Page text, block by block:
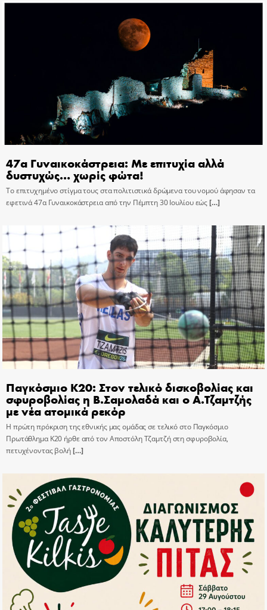
47α Γυναικοκάστρεια: Με επιτυχία αλλά
δυστυχώς… χωρίς φώτα!
Το επιτυχημένο στίγμα τους στα πολιτιστικά δρώμενα του νομού άφησαν τα
εφετινά 47α Γυναικοκάστρεια από την Πέμπτη 30 Ιουλίου εώς[…]
Παγκόσμιο Κ20: Στον τελικό δισκοβολίας και
σφυροβολίας η Β.Σαμολαδά και ο Α.Τζαμτζής
με νέα ατομικά ρεκόρ
Η πρώτη πρόκριση της εθνικής μας ομάδας σε τελικό στο Παγκόσμιο
Πρωτάθλημα Κ20 ήρθε από τον Αποστόλη Τζαμτζή στη σφυροβολία,
πετυχένοντας βολή[…]